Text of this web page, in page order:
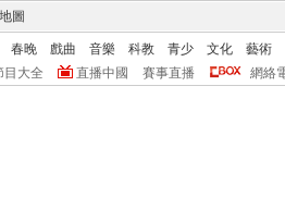
圖
春晚 戲曲 音樂 科教 青少 文化
藝術
目大全 直播中國 賽事直播 網絡